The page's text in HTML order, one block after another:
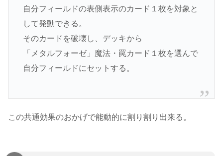
自分フィールドの表側表示のカード１枚を対象と
して発動できる。
そのカードを破壊し、デッキから
「メタルフォーゼ」魔法・罠カード１枚を選んで
自分フィールドにセットする。
この共通効果のおかげで能動的に割り割り出来る。